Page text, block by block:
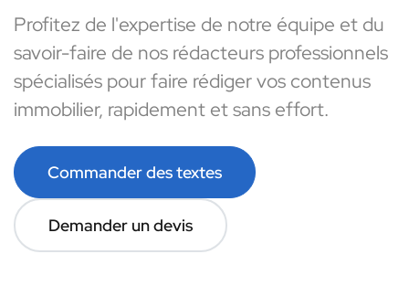
Profitez de l'expertise de notre équipe et du
savoir-faire de nos rédacteurs professionnels
spécialisés pour faire rédiger vos contenus
immobilier, rapidement et sans effort.
Commander des textes
Demander un devis